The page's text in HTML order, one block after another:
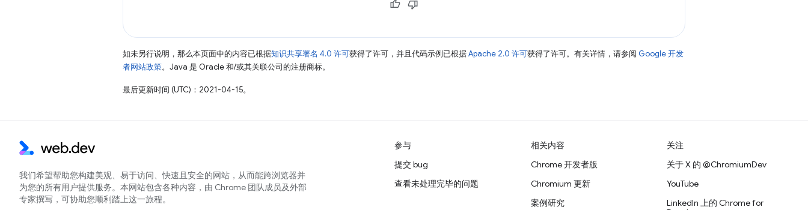
如未另行说明，那么本页面中的内容已根据知识共享署名 4.0 许可获得了许可，并且代码示例已根据Apache 2.0 许可获得了许可。有关详情，请参阅 Google 开发
者网站政策。Java 是 Oracle 和/或其关联公司的注册商标。
最后更新时间 (UTC)：2021-04-15。
我们希望帮助您构建美观、易于访问、快速且安全的网站，从而能跨浏览器并
为您的所有用户提供服务。本网站包含各种内容，由 Chrome 团队成员及外部
专家撰写，可协助您顺利踏上这一旅程。
参与
提交 bug
查看未处理完毕的问题
相关内容
Chrome 开发者版
Chromium 更新
案例研究
关注
关于 X 的 @ChromiumDev
YouTube
LinkedIn 上的 Chrome for